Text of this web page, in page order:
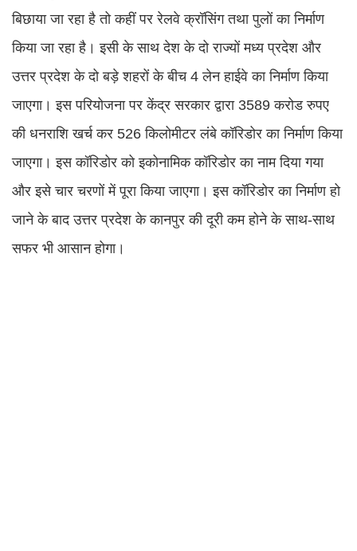
बिछाया जा रहा है तो कहीं पर रेलवे क्रॉसिंग तथा पुलों का निर्माण
किया जा रहा है। इसी के साथ देश के दो राज्यों मध्य प्रदेश और
उत्तर प्रदेश के दो बड़े शहरों के बीच 4 लेन हाईवे का निर्माण किया
जाएगा। इस परियोजना पर केंद्र सरकार द्वारा 3589 करोड रुपए
की धनराशि खर्च कर 526 किलोमीटर लंबे कॉरिडोर का निर्माण किया
जाएगा। इस कॉरिडोर को इकोनामिक कॉरिडोर का नाम दिया गया
और इसे चार चरणों में पूरा किया जाएगा। इस कॉरिडोर का निर्माण हो
जाने के बाद उत्तर प्रदेश के कानपुर की दूरी कम होने के साथ-साथ
सफर भी आसान होगा।